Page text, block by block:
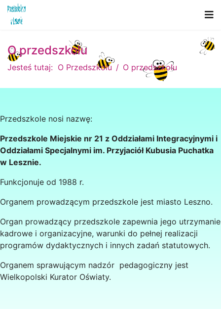
O przedszkolu
Jesteś tutaj: O Przedszkolu O przedszkolu
Przedszkole nosi nazwę:
Przedszkole Miejskie nr 21 z Oddziałami Integracyjnymi i
Oddziałami Specjalnymi im. Przyjaciół Kubusia Puchatka
w Lesznie.
Funkcjonuje od 1988 r.
Organem prowadzącym przedszkole jest miasto Leszno.
Organ prowadzący przedszkole zapewnia jego utrzymanie
kadrowe i organizacyjne, warunki do pełnej realizacji
programów dydaktycznych i innych zadań statutowych.
Organem sprawującym nadzór pedagogiczny jest
Wielkopolski Kurator Oświaty.